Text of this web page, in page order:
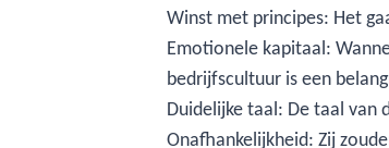
Winst met principes: Het
Emotionele kapitaal:
bedrijfscultuur is een
Duidelijke taal: De taal van
Onafhankelijkheid: Zij